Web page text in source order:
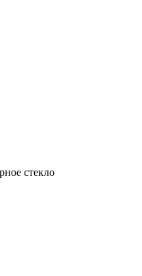
стекло